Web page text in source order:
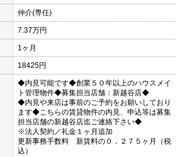
仲介(専任)
7.37万円
1ヶ月
18425円
◆内見可能です◆創業５０年以上のハウスメイ
ト管理物件◆募集担当店舗：新越谷店◆
◆内見や来店は事前のご予約をお願いしており
ます◆こちらの賃貸物件の内見、申込等は募集
担当店舗の新越谷店迄ご連絡下さい◆
※法人契約／礼金１ヶ月追加
更新事務手数料 新賃料の０．２７５ヶ月（税
込）